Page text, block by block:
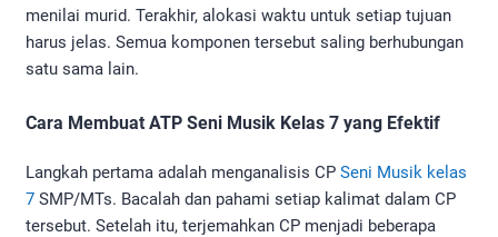
menilai murid. Terakhir, alokasi waktu untuk setiap tujuan
harus jelas. Semua komponen tersebut saling berhubungan
satu sama lain.
Cara Membuat ATP Seni Musik Kelas 7 yang Efektif
Langkah pertama adalah menganalisis CP Seni Musik kelas
7 SMP/MTs. Bacalah dan pahami setiap kalimat dalam CP
tersebut. Setelah itu, terjemahkan CP menjadi beberapa